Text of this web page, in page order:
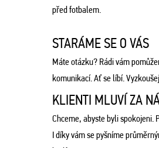
před fotbalem.
STARÁME SE O VÁS
Máte otázku? Rádi vám
komunikací. Ať se líbí.
KLIENTI MLUVÍ ZA
Chceme, abyste byli spokojeni.
I díky vám se pyšníme